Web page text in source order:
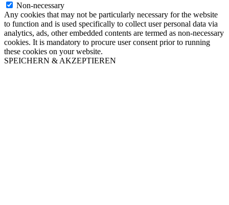
Non-necessary
Any cookies that may not be particularly necessary for the website
to function and is used specifically to collect user personal data via
analytics, ads, other embedded contents are termed as non-necessary
cookies. It is mandatory to procure user consent prior to running
these cookies on your website.
SPEICHERN & AKZEPTIEREN